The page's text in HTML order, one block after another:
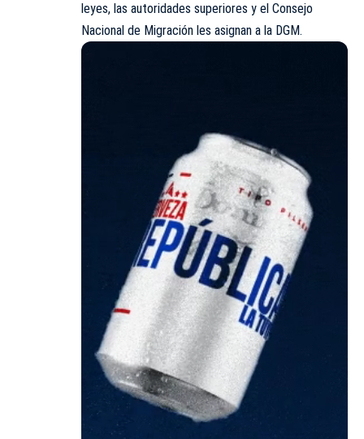
leyes, las autoridades superiores y el Consejo
Nacional de Migración les asignan a la DGM.